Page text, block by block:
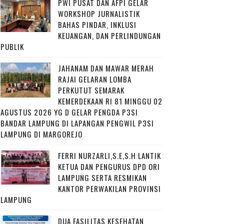
PWI PUSAT DAN AFPI GELAR
WORKSHOP JURNALISTIK
BAHAS PINDAR, INKLUSI
KEUANGAN, DAN PERLINDUNGAN
PUBLIK
JAHANAM DAN MAWAR MERAH
RAJAI GELARAN LOMBA
PERKUTUT SEMARAK
KEMERDEKAAN RI 81 MINGGU 02
AGUSTUS 2026 YG D GELAR PENGDA P3SI
BANDAR LAMPUNG DI LAPANGAN PENGWIL P3SI
LAMPUNG DI MARGOREJO
FERRI NURZARLI,S.E,S.H LANTIK
KETUA DAN PENGURUS DPD ORI
LAMPUNG SERTA RESMIKAN
KANTOR PERWAKILAN PROVINSI
LAMPUNG
DUA FASILITAS KESEHATAN